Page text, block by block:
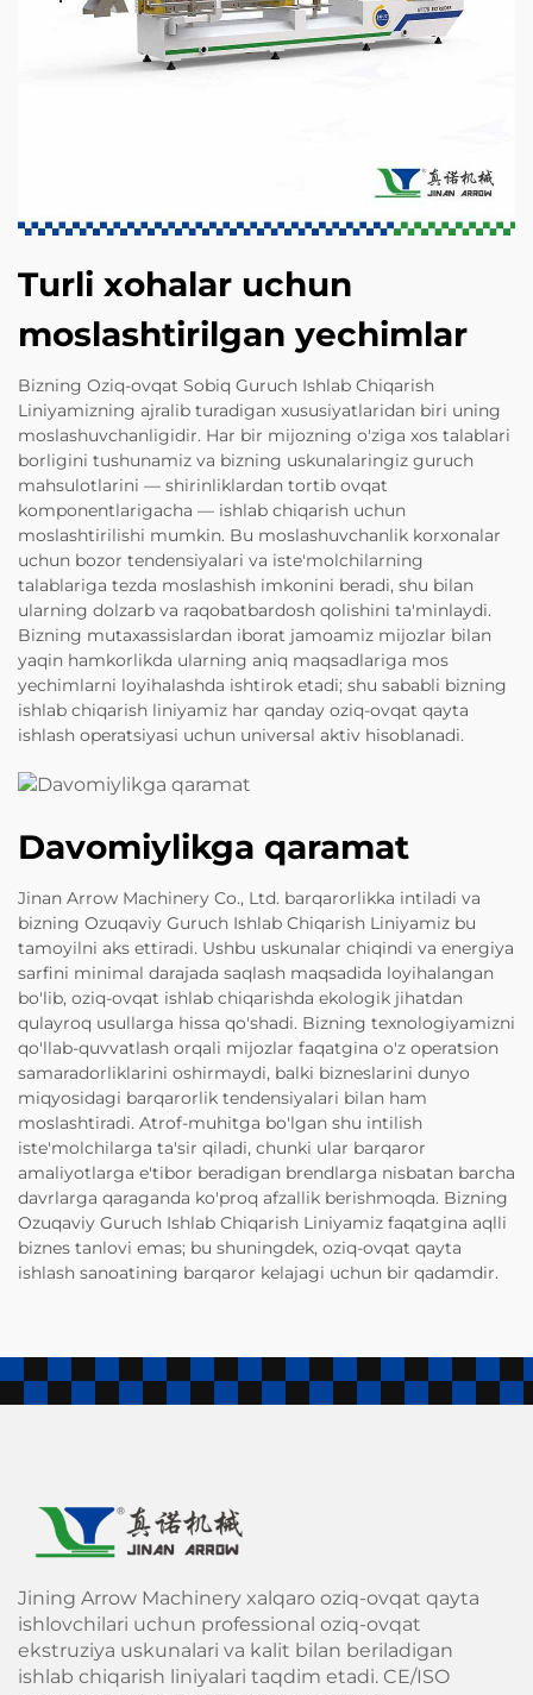
Turli xohalar uchun
moslashtirilgan yechimlar
Bizning Oziq-ovqat Sobiq Guruch Ishlab Chiqarish
Liniyamizning ajralib turadigan xususiyatlaridan biri uning
moslashuvchanligidir. Har bir mijozning o'ziga xos talablari
borligini tushunamiz va bizning uskunalaringiz guruch
mahsulotlarini — shirinliklardan tortib ovqat
komponentlarigacha — ishlab chiqarish uchun
moslashtirilishi mumkin. Bu moslashuvchanlik korxonalar
uchun bozor tendensiyalari va iste'molchilarning
talablariga tezda moslashish imkonini beradi, shu bilan
ularning dolzarb va raqobatbardosh qolishini ta'minlaydi.
Bizning mutaxassislardan iborat jamoamiz mijozlar bilan
yaqin hamkorlikda ularning aniq maqsadlariga mos
yechimlarni loyihalashda ishtirok etadi; shu sababli bizning
ishlab chiqarish liniyamiz har qanday oziq-ovqat qayta
ishlash operatsiyasi uchun universal aktiv hisoblanadi.
Davomiylikga qaramat
Jinan Arrow Machinery Co., Ltd. barqarorlikka intiladi va
bizning Ozuqaviy Guruch Ishlab Chiqarish Liniyamiz bu
tamoyilni aks ettiradi. Ushbu uskunalar chiqindi va energiya
sarfini minimal darajada saqlash maqsadida loyihalangan
bo'lib, oziq-ovqat ishlab chiqarishda ekologik jihatdan
qulayroq usullarga hissa qo'shadi. Bizning texnologiyamizni
qo'llab-quvvatlash orqali mijozlar faqatgina o'z operatsion
samaradorliklarini oshirmaydi, balki bizneslarini dunyo
miqyosidagi barqarorlik tendensiyalari bilan ham
moslashtiradi. Atrof-muhitga bo'lgan shu intilish
iste'molchilarga ta'sir qiladi, chunki ular barqaror
amaliyotlarga e'tibor beradigan brendlarga nisbatan barcha
davrlarga qaraganda ko'proq afzallik berishmoqda. Bizning
Ozuqaviy Guruch Ishlab Chiqarish Liniyamiz faqatgina aqlli
biznes tanlovi emas; bu shuningdek, oziq-ovqat qayta
ishlash sanoatining barqaror kelajagi uchun bir qadamdir.
Jining Arrow Machinery xalqaro oziq-ovqat qayta
ishlovchilari uchun professional oziq-ovqat
ekstruziya uskunalari va kalit bilan beriladigan
ishlab chiqarish liniyalari taqdim etadi. CE/ISO